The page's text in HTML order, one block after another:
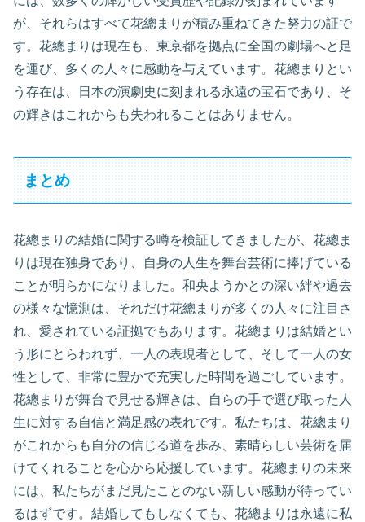
が、それらはすべて花總まりが積み重ねてきた努力の証で
す。花總まりは現在も、東京都を拠点に全国の劇場へと足
を運び、多くの人々に感動を与えています。花總まりとい
う存在は、日本の演劇史に刻まれる永遠の宝石であり、そ
の輝きはこれからも失われることはありません。
まとめ
花總まりの結婚に関する噂を検証してきましたが、花總ま
りは現在独身であり、自身の人生を舞台芸術に捧げている
ことが明らかになりました。和央ようかとの深い絆や過去
の様々な憶測は、それだけ花總まりが多くの人々に注目さ
れ、愛されている証拠でもあります。花總まりは結婚とい
う形にとらわれず、一人の表現者として、そして一人の女
性として、非常に豊かで充実した時間を過ごしています。
花總まりが舞台で見せる輝きは、自らの手で選び取った人
生に対する自信と満足感の表れです。私たちは、花總まり
がこれからも自分の信じる道を歩み、素晴らしい芸術を届
けてくれることを心から応援しています。花總まりの未来
には、私たちがまだ見たことのない新しい感動が待ってい
るはずです。結婚してもしなくても、花總まりは永遠に私